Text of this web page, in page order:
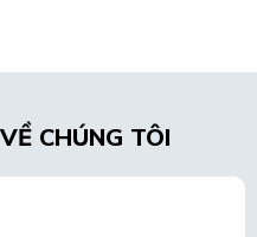
CHÚNG TÔI